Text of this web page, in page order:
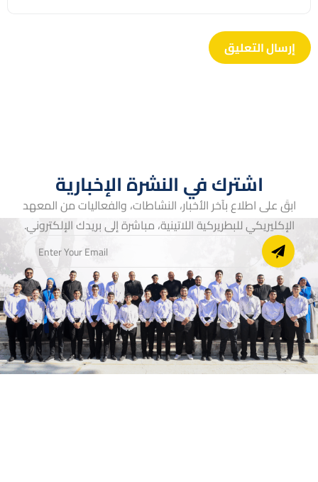
اشترك في النشرة الإخبارية
ابقَ على اطلاع بآخر الأخبار، النشاطات، والفعاليات من المعهد
الإكليريكي للبطريركية اللاتينية، مباشرة إلى بريدك الإلكتروني.